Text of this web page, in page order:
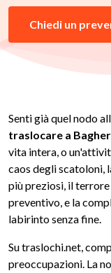
Chiedi un
Senti già quel nodo
traslocare a
vita intera, o
caos degli scatoloni,
più preziosi, il
preventivo, e la
labirinto senza fine.
Su traslochi.net,
preoccupazioni. La